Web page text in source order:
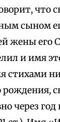
что
сыном
жены его
и имя
стихами
рождения,
через год